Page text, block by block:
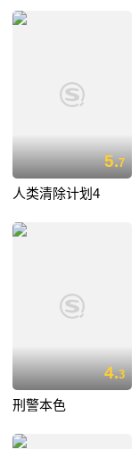
5.7
人类清除计划4
4.3
刑警本色